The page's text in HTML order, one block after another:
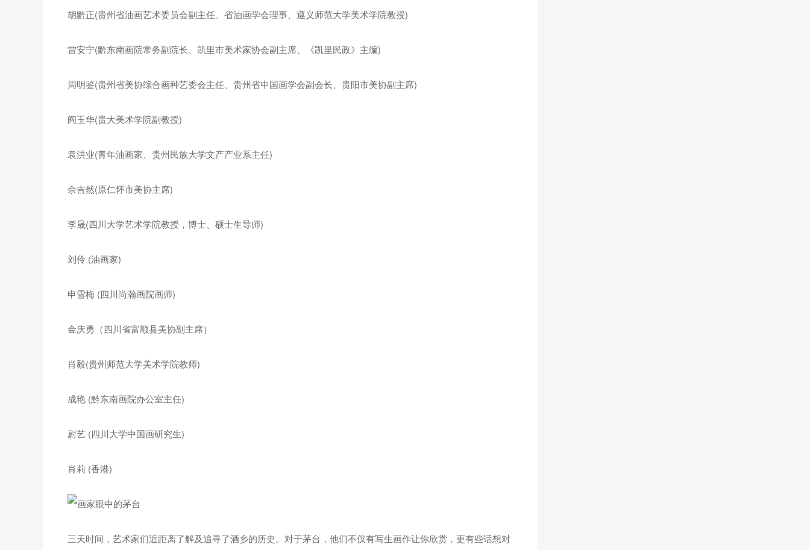
胡黔正(贵州省油画艺术委员会副主任、省油画学会理事、遵义师范大学美术学院教授)
雷安宁(黔东南画院常务副院长、凯里市美术家协会副主席、《凯里民政》主编)
周明鉴(贵州省美协综合画种艺委会主任、贵州省中国画学会副会长、贵阳市美协副主席)
阎玉华(贵大美术学院副教授)
袁洪业(青年油画家、贵州民族大学文产产业系主任)
余吉然(原仁怀市美协主席)
李晟(四川大学艺术学院教授，博士、硕士生导师)
刘伶 (油画家)
申雪梅 (四川尚瀚画院画师)
金庆勇（四川省富顺县美协副主席）
肖毅(贵州师范大学美术学院教师)
成艳 (黔东南画院办公室主任)
尉艺 (四川大学中国画研究生)
肖莉 (香港)
三天时间，艺术家们近距离了解及追寻了酒乡的历史。对于茅台，他们不仅有写生画作让你欣赏，更有些话想对